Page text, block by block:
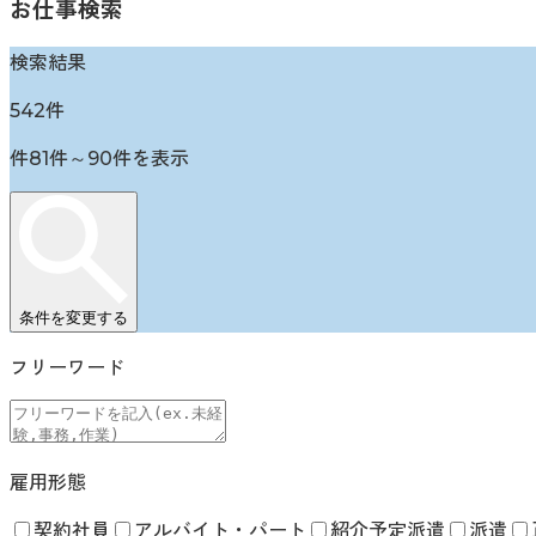
お仕事検索
検索結果
542件
件81件～ 90件を表示
条件を変更する
フリーワード
雇用形態
契約社員 アルバイト・パート 紹介予定派遣 派遣